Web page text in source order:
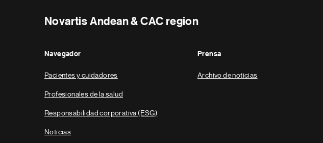
Novartis Andean & CAC region
Navegador
Pacientes y cuidadores
Profesionales de la salud
Responsabilidad corporativa (ESG)
Noticias
Prensa
Archivo de noticias